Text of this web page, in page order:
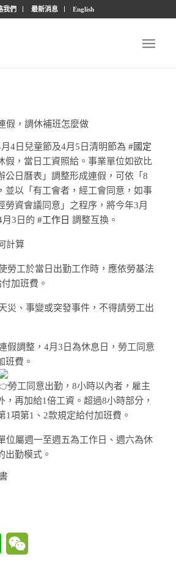
我們 最新消息 English
假，調休補班怎麼做
4日兒童節及4月5日清明節為 #國定
假，當日工資照給。事業單位如欲比
公日曆表」調整形成連假，可依「8
並以「有工會者，經工會同意，如事
勞資會議同意」之程序，將今年3月
月3日的 #工作日 調整互換。
計算
勞工於當日出勤工作時，應依勞基法
加班費。
災、事變或突發事件，不得請勞工出
假調整，4月3日為休息日，勞工同意
班費。
勞工同意出勤，8小時以內者，雇主
，再加給1倍工資。超過8小時部分，
1項第1、2款規定給付加班費。
位屬週一至週五為工作日、週六為休
出勤模式。
Line